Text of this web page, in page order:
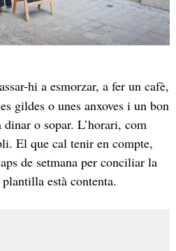
hi a esmorzar, a fer un cafè,
gildes o unes anxoves i un bon
o sopar. L’horari, com
El que cal tenir en compte,
de setmana per conciliar la
està contenta.